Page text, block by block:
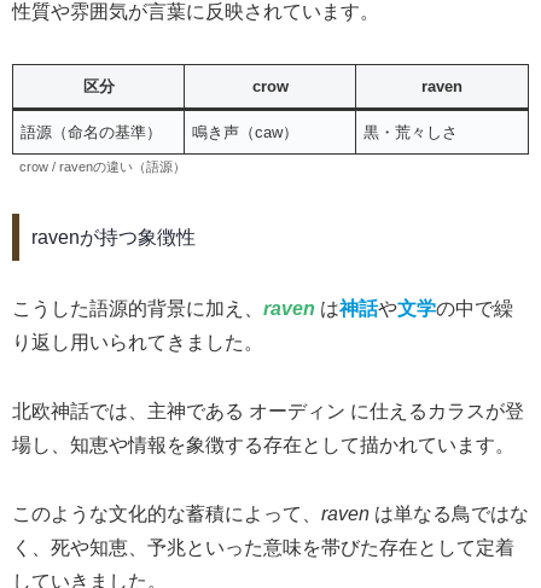
性質や雰囲気が言葉に反映されています。
区分 crow raven
語源（命名の基準） 鳴き声（caw） 黒・荒々しさ
crow / ravenの違い（語源）
ravenが持つ象徴性
こうした語源的背景に加え、 raven は神話や文学の中で繰
り返し用いられてきました。
北欧神話では、主神である オーディン に仕えるカラスが登
場し、知恵や情報を象徴する存在として描かれています。
このような文化的な蓄積によって、 raven は単なる鳥ではな
く、死や知恵、予兆といった意味を帯びた存在として定着
していきました。